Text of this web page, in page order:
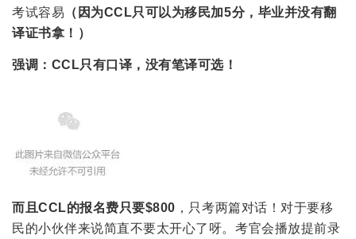
考试容易 （因为CCL只可以为移民加5分，毕业并没有翻
译证书拿！）
强调： CCL只有口译，没有笔译可选！
而且CCL的报名费只要$800 ，只考两篇对话！对于要移
民的小伙伴来说简直不要太开心了呀。考官会播放提前录